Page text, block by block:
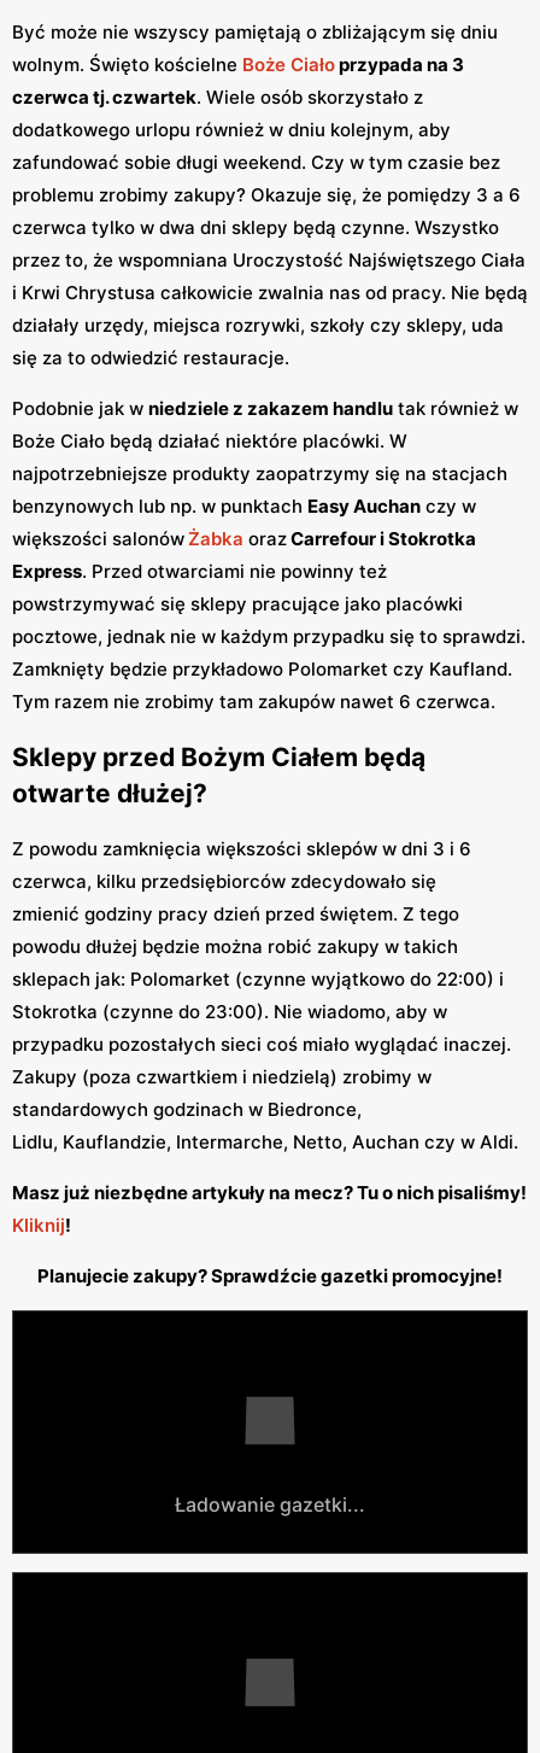
Być może nie wszyscy pamiętają o zbliżającym się dniu
wolnym. Święto kościelne Boże Ciałoprzypada na 3
czerwca tj. czwartek. Wiele osób skorzystało z
dodatkowego urlopu również w dniu kolejnym, aby
zafundować sobie długi weekend. Czy w tym czasie bez
problemu zrobimy zakupy? Okazuje się, że pomiędzy 3 a 6
czerwca tylko w dwa dni sklepy będą czynne. Wszystko
przez to, że wspomniana Uroczystość Najświętszego Ciała
i Krwi Chrystusa całkowicie zwalnia nas od pracy. Nie będą
działały urzędy, miejsca rozrywki, szkoły czy sklepy, uda
się za to odwiedzić restauracje.
Podobnie jak w niedziele z zakazem handlu tak również w
Boże Ciało będą działać niektóre placówki. W
najpotrzebniejsze produkty zaopatrzymy się na stacjach
benzynowych lub np. w punktach Easy Auchan czy w
większości salonówŻabka orazCarrefour i Stokrotka
Express. Przed otwarciami nie powinny też
powstrzymywać się sklepy pracujące jako placówki
pocztowe, jednak nie w każdym przypadku się to sprawdzi.
Zamknięty będzie przykładowo Polomarket czy Kaufland.
Tym razem nie zrobimy tam zakupów nawet 6 czerwca.
Sklepy przed Bożym Ciałem będą
otwarte dłużej?
Z powodu zamknięcia większości sklepów w dni 3 i 6
czerwca, kilku przedsiębiorców zdecydowało się
zmienić godziny pracy dzień przed świętem. Z tego
powodu dłużej będzie można robić zakupy w takich
sklepach jak: Polomarket (czynne wyjątkowo do 22:00) i
Stokrotka (czynne do 23:00). Nie wiadomo, aby w
przypadku pozostałych sieci coś miało wyglądać inaczej.
Zakupy (poza czwartkiem i niedzielą) zrobimy w
standardowych godzinach w Biedronce,
Lidlu, Kauflandzie, Intermarche, Netto, Auchan czy w Aldi.
Masz już niezbędne artykuły na mecz? Tu o nich pisaliśmy!
Kliknij!
Planujecie zakupy? Sprawdźcie gazetki promocyjne!
Ładowanie gazetki...